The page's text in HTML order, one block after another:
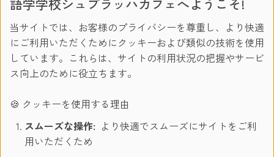
キューバ共和国（Republic of Cuba）
国土面積：109,884 km²
政治：共和制
当サイトでは、お客様のプライバシーを尊重し、より快適
にご利用いただくためにクッキーおよび類似の技術を使用
しています。これらは、サイトの利用状況の把握やサービ
ス向上のために役立ちます。
🍪 クッキーを使用する理由
スムーズな操作: より快適でスムーズにサイトをご利
用いただくため